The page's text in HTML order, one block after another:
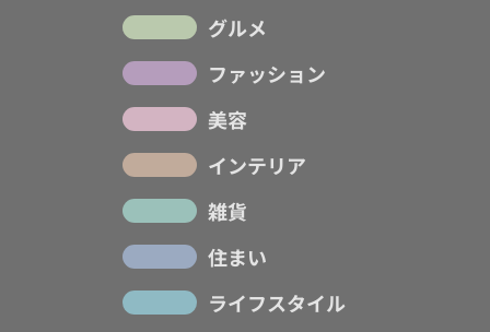
グルメ
ファッション
美容
インテリア
雑貨
住まい
ライフスタイル